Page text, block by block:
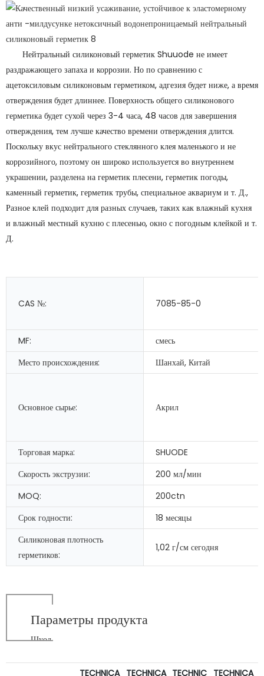
Нейтральный силиконовый герметик Shuuode не имеет
раздражающего запаха и коррозии. Но по сравнению с
ацетоксиловым силиконовым герметиком, адгезия будет ниже, а время
отверждения будет длиннее. Поверхность общего силиконового
герметика будет сухой через 3-4 часа, 48 часов для завершения
отверждения, тем лучше качество времени отверждения длится.
Поскольку вкус нейтрального стеклянного клея маленького и не
коррозийного, поэтому он широко используется во внутреннем
украшении, разделена на герметик плесени, герметик погоды,
каменный герметик, герметик трубы, специальное аквариум и т. Д.,
Разное клей подходит для разных случаев, таких как влажный кухня
и влажный местный кухню с плесенью, окно с погодным клейкой и т.
Д.
CAS №: 7085-85-0
MF:
смесь
Место происхождения:
Шанхай, Китай
Основное сырье: Акрил
Торговая марка:
SHUODE
Скорость экструзии:
200 мл/мин
MOQ:
200ctn
Срок годности:
18 месяцы
Силиконовая плотность
герметиков:
1,02 г/см сегодня
Параметры продукта
Шуод
TECHNICA TECHNICA TECHNIC TECHNICA